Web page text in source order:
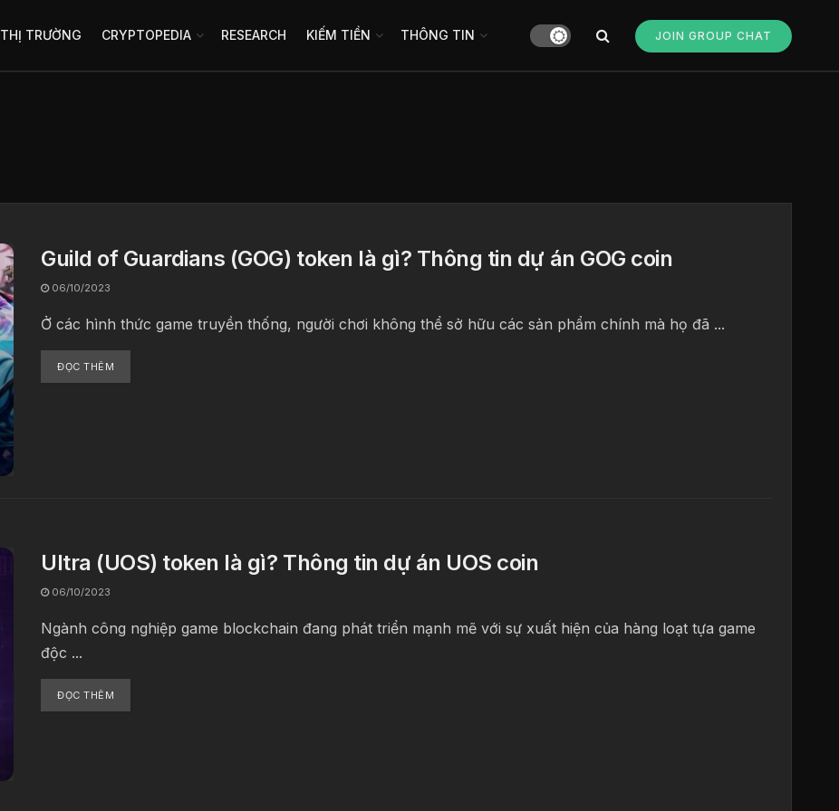
THỊ TRƯỜNG CRYPTOPEDIA RESEARCH KIẾM TIỀN THÔNG TIN JOIN GROUP CHAT
Guild of Guardians (GOG) token là gì? Thông tin dự án GOG coin
06/10/2023
Ở các hình thức game truyền thống, người chơi không thể sở hữu các sản phẩm chính mà họ đã ...
ĐỌC THÊM
Ultra (UOS) token là gì? Thông tin dự án UOS coin
06/10/2023
Ngành công nghiệp game blockchain đang phát triển mạnh mẽ với sự xuất hiện của hàng loạt tựa game
độc ...
ĐỌC THÊM